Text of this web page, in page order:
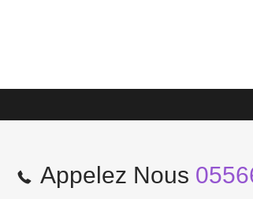
Appelez Nous